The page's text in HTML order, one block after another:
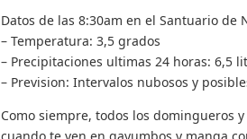
Datos de las 8:30am en el Santuario de
– Temperatura: 3,5 grados
– Precipitaciones ultimas 24 horas: 6,5
– Prevision: Intervalos nubosos y
Como siempre, todos los domingueros